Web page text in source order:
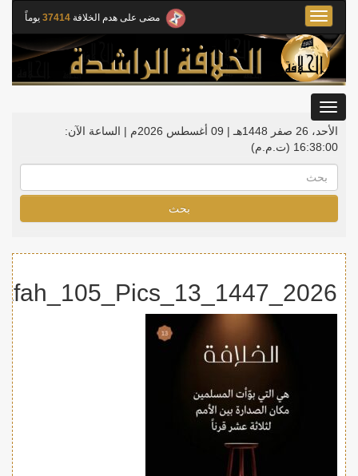
مضى على هدم الخلافة 37414 يوماً
Toggle
navigation
الأحد، 26 صفر 1448هـ | 09 أغسطس 2026م |
الساعة الآن:
16:38:00 (ت.م.م)
بحث
2026_1447_Waqiyah_Khilafah_105_Pics_13